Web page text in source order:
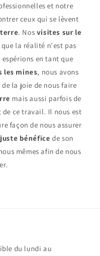
et notre
ceux qui se lèvent
. Nos visites sur le
la réalité n'est pas
en tant que
les mines, nous avons
la joie de nous faire
mais aussi parfois de
ce travail. Il nous est
façon de nous assurer
juste bénéfice de son
mêmes afin de nous
du lundi au